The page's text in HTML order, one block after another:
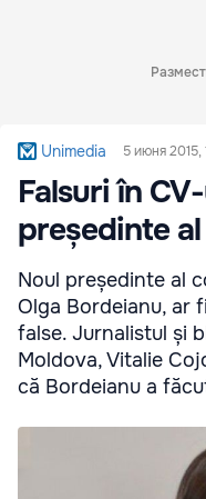
Unimedia 5 июня 2015,
Falsuri în
președinte al
Noul președinte al
Olga Bordeianu, ar
false. Jurnalistul și
Moldova, Vitalie
că Bordeianu a